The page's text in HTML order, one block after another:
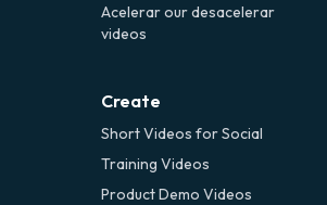
Acelerar our desacelerar
videos
Create
Short Videos for Social
Training Videos
Product Demo Videos